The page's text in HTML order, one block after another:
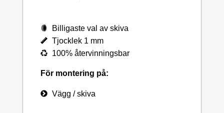
Billigaste val av skiva
Tjocklek 1 mm
100% återvinningsbar
För montering på:
Vägg / skiva